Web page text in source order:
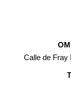
Calle de Fray